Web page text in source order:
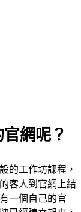
網呢？
的工作坊課程，
客人到官網上結
一個自己的官